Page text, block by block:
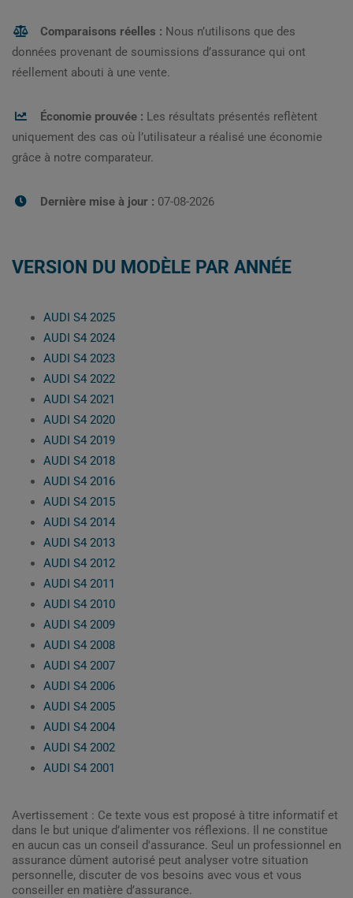
Comparaisons réelles : Nous n’utilisons que des
données provenant de soumissions d’assurance qui ont
réellement abouti à une vente.
Économie prouvée : Les résultats présentés reflètent
uniquement des cas où l’utilisateur a réalisé une économie
grâce à notre comparateur.
Dernière mise à jour : 07-08-2026
VERSION DU MODÈLE PAR ANNÉE
AUDI S4 2025
AUDI S4 2024
AUDI S4 2023
AUDI S4 2022
AUDI S4 2021
AUDI S4 2020
AUDI S4 2019
AUDI S4 2018
AUDI S4 2016
AUDI S4 2015
AUDI S4 2014
AUDI S4 2013
AUDI S4 2012
AUDI S4 2011
AUDI S4 2010
AUDI S4 2009
AUDI S4 2008
AUDI S4 2007
AUDI S4 2006
AUDI S4 2005
AUDI S4 2004
AUDI S4 2002
AUDI S4 2001
Avertissement : Ce texte vous est proposé à titre informatif et
dans le but unique d’alimenter vos réflexions. Il ne constitue
en aucun cas un conseil d'assurance. Seul un professionnel en
assurance dûment autorisé peut analyser votre situation
personnelle, discuter de vos besoins avec vous et vous
conseiller en matière d’assurance.